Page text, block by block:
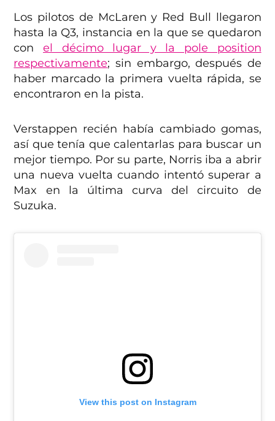
Los pilotos de McLaren y Red Bull llegaron
hasta la Q3, instancia en la que se quedaron
conel décimo lugar y la pole position
respectivamente; sin embargo, después de
haber marcado la primera vuelta rápida, se
encontraron en la pista.
Verstappen recién había cambiado gomas,
así que tenía que calentarlas para buscar un
mejor tiempo. Por su parte, Norris iba a abrir
una nueva vuelta cuando intentó superar a
Max en la última curva del circuito de
Suzuka.
View this post on Instagram